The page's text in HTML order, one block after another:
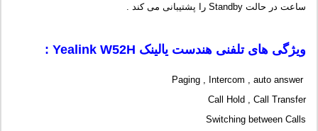
ساعت در حالت Standby را پشتیبانی می کند .
ویژگی های تلفنی هندست یالینک Yealink W52H
:
Paging , Intercom , auto answer
Call Hold , Call Transfer
Switching between Calls